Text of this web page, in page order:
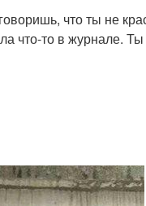
что ты не
что-то в журнале.